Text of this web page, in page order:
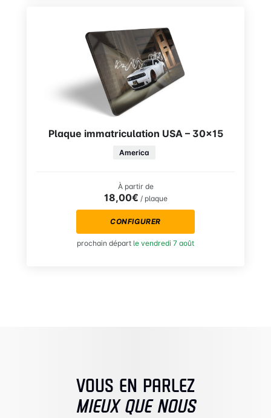
Plaque immatriculation USA – 30×15
America
À partir de
18,00€ / plaque
CONFIGURER
prochain départ le vendredi 7 août
VOUS EN PARLEZ
MIEUX QUE NOUS